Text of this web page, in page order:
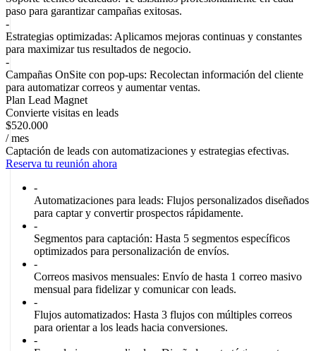
paso para garantizar campañas exitosas.
-
Estrategias optimizadas: Aplicamos mejoras continuas y constantes
para maximizar tus resultados de negocio.
-
Campañas OnSite con pop-ups: Recolectan información del cliente
para automatizar correos y aumentar ventas.
Plan Lead Magnet
Convierte visitas en leads
$520.000
/ mes
Captación de leads con automatizaciones y estrategias efectivas.
Reserva tu reunión ahora
-
Automatizaciones para leads: Flujos personalizados diseñados
para captar y convertir prospectos rápidamente.
-
Segmentos para captación: Hasta 5 segmentos específicos
optimizados para personalización de envíos.
-
Correos masivos mensuales: Envío de hasta 1 correo masivo
mensual para fidelizar y comunicar con leads.
-
Flujos automatizados: Hasta 3 flujos con múltiples correos
para orientar a los leads hacia conversiones.
-